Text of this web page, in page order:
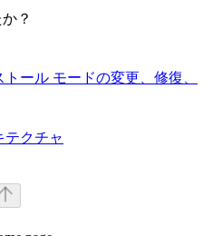
？
ール モードの変更、修復、
テクチャ